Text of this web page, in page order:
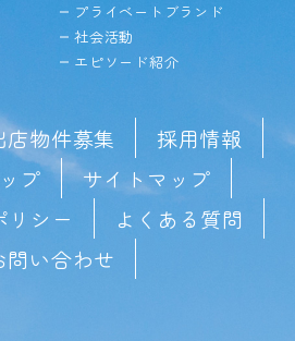
プライベートブランド
社会活動
エピソード紹介
店物件募集
採用情報
プ
サイトマップ
リシー
よくある質問
問い合わせ